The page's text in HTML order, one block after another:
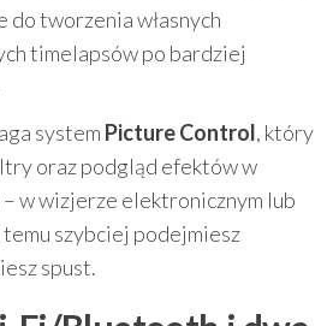
do tworzenia własnych
timelapsów po bardziej
system Picture Control, który
oraz podgląd efektów w
w wizjerze elektronicznym lub
szybciej podejmiesz
spust.